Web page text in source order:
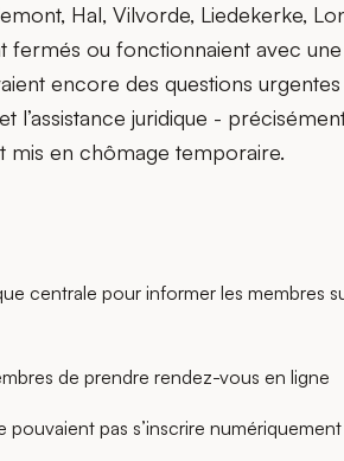
Hal, Vilvorde, Liedekerke,
fermés ou fonctionnaient avec
encore des questions
l’assistance juridique -
mis en chômage temporaire.
centrale pour informer les membres
de prendre rendez-vous en ligne
pouvaient pas s’inscrire numériquement